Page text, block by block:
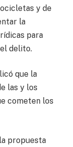
y de
la
para
delito.
que la
las y los
cometen los
propuesta